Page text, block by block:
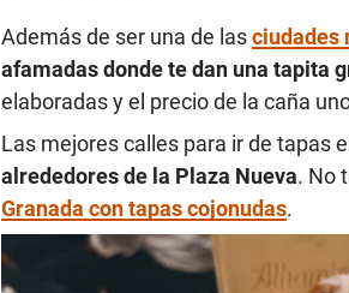
Además de ser una de lasciudades
afamadas donde te dan una tapita
elaboradas y el precio de la caña
Las mejores calles para ir de tapas
alrededores de la Plaza Nueva. No
Granada con tapas cojonudas.